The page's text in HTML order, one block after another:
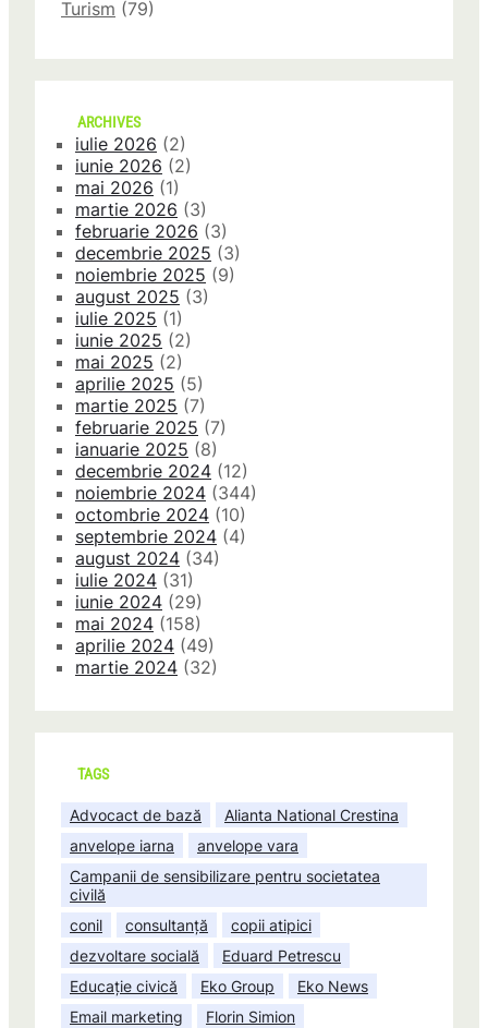
Turism (79)
ARCHIVES
iulie 2026 (2)
iunie 2026 (2)
mai 2026 (1)
martie 2026 (3)
februarie 2026 (3)
decembrie 2025 (3)
noiembrie 2025 (9)
august 2025 (3)
iulie 2025 (1)
iunie 2025 (2)
mai 2025 (2)
aprilie 2025 (5)
martie 2025 (7)
februarie 2025 (7)
ianuarie 2025 (8)
decembrie 2024 (12)
noiembrie 2024 (344)
octombrie 2024 (10)
septembrie 2024 (4)
august 2024 (34)
iulie 2024 (31)
iunie 2024 (29)
mai 2024 (158)
aprilie 2024 (49)
martie 2024 (32)
TAGS
Advocact de bază
Alianta National Crestina
anvelope iarna
anvelope vara
Campanii de sensibilizare pentru societatea
civilă
conil
consultanță
copii atipici
dezvoltare socială
Eduard Petrescu
Educație civică
Eko Group
Eko News
Email marketing
Florin Simion